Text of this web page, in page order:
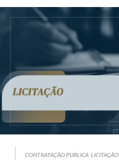
CONTRATAÇÃO PÚBLICA LICITAÇÃO